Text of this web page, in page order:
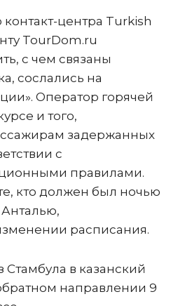
центра Turkish
TourDom.ru
с чем связаны
сослались на
Оператор горячей
и того,
задержанных
с
правилами.
кто должен был ночью
Анталью,
расписания.
Стамбула в казанский
направлении 9